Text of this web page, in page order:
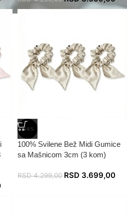
-14%
100% Svilene Bež Midi Gumice
sa Mašnicom 3cm (3 kom)
RSD4.299,00 RSD 3.699,00